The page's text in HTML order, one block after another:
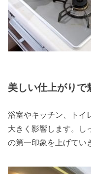
美しい仕上がりで
浴室やキッチン、トイ
大きく影響します。し
の第一印象を上げてい